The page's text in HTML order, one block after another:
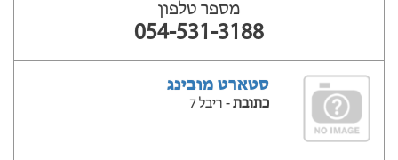
מספר טלפון
054-531-3188
סטארט מובינג
כתובת- ריבל 7